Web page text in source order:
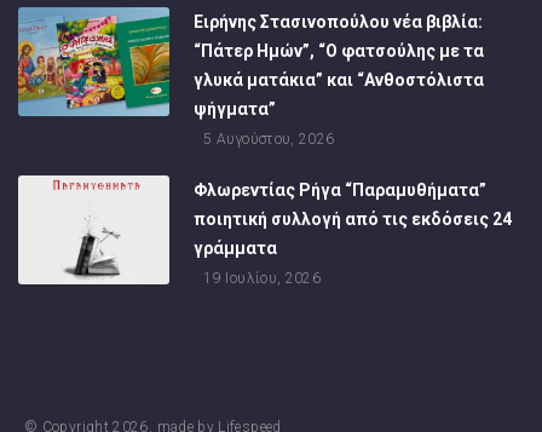
Ειρήνης Στασινοπούλου νέα βιβλία:
“Πάτερ Ημών”, “Ο φατσούλης με τα
γλυκά ματάκια” και “Ανθοστόλιστα
ψήγματα”
5 Αυγούστου, 2026
Φλωρεντίας Ρήγα “Παραμυθήματα”
ποιητική συλλογή από τις εκδόσεις 24
γράμματα
19 Ιουλίου, 2026
© Copyright2026, made by Lifespeed